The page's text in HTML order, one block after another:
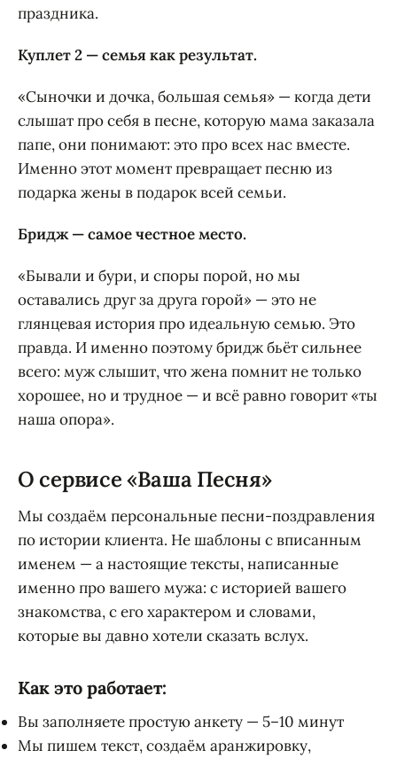
праздника.
Куплет 2 — семья как результат.
«Сыночки и дочка, большая семья» — когда дети
слышат про себя в песне, которую мама заказала
папе, они понимают: это про всех нас вместе.
Именно этот момент превращает песню из
подарка жены в подарок всей семьи.
Бридж — самое честное место.
«Бывали и бури, и споры порой, но мы
оставались друг за друга горой» — это не
глянцевая история про идеальную семью. Это
правда. И именно поэтому бридж бьёт сильнее
всего: муж слышит, что жена помнит не только
хорошее, но и трудное — и всё равно говорит «ты
наша опора».
О сервисе «Ваша Песня»
Мы создаём персональные песни-поздравления
по истории клиента. Не шаблоны с вписанным
именем — а настоящие тексты, написанные
именно про вашего мужа: с историей вашего
знакомства, с его характером и словами,
которые вы давно хотели сказать вслух.
Как это работает:
Вы заполняете простую анкету — 5–10 минут
Мы пишем текст, создаём аранжировку,